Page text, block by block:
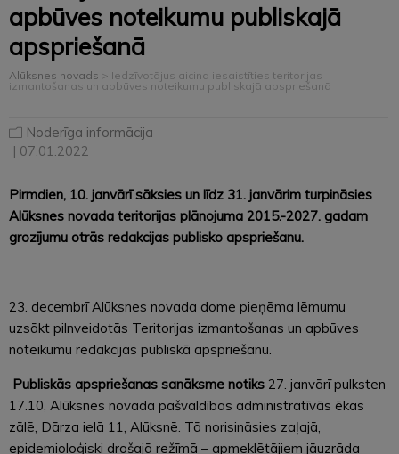
apbūves noteikumu publiskajā
apspriešanā
Alūksnes novads > Iedzīvotājus aicina iesaistīties teritorijas
izmantošanas un apbūves noteikumu publiskajā apspriešanā
Noderīga informācija
| 07.01.2022
Pirmdien, 10. janvārī sāksies un līdz 31. janvārim turpināsies
Alūksnes novada teritorijas plānojuma 2015.-2027. gadam
grozījumu otrās redakcijas publisko apspriešanu.
23. decembrī Alūksnes novada dome pieņēma lēmumu
uzsākt pilnveidotās Teritorijas izmantošanas un apbūves
noteikumu redakcijas publiskā apspriešanu.
Publiskās apspriešanas sanāksme notiks 27. janvārī pulksten
17.10, Alūksnes novada pašvaldības administratīvās ēkas
zālē, Dārza ielā 11, Alūksnē. Tā norisināsies zaļajā,
epidemioloģiski drošajā režīmā – apmeklētājiem jāuzrāda